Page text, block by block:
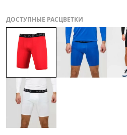
ДОСТУПНЫЕ РАСЦВЕТКИ